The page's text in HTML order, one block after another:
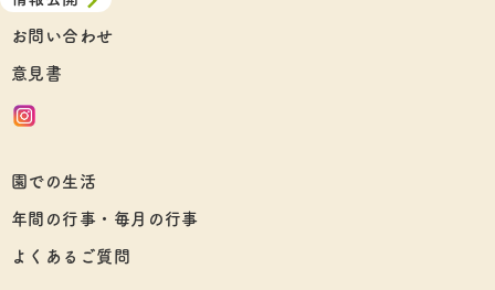
お問い合わせ
意見書
園での生活
年間の行事・毎月の行事
よくあるご質問